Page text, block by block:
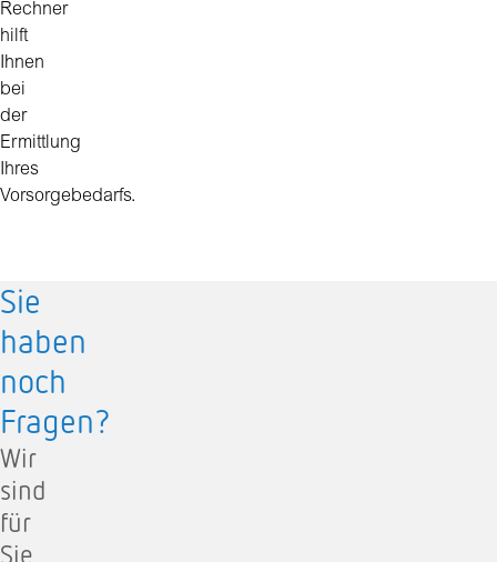
Rechner
hilft
Ihnen
bei
der
Ermittlung
Ihres
Vorsorgebedarfs.
Sie
haben
noch
Fragen?
Wir
sind
für
Sie